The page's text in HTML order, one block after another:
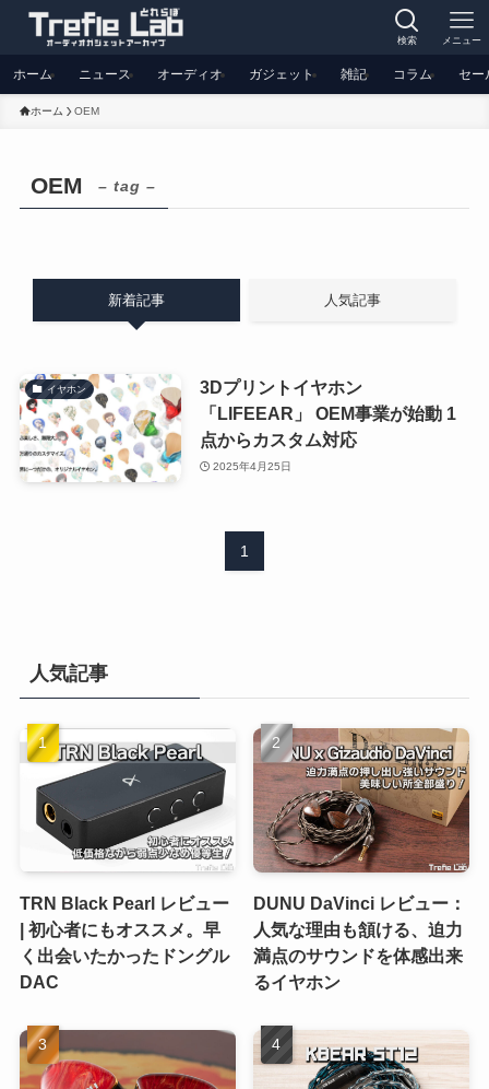
検索 メニュー
ホーム ニュース オーディオ ガジェット 雑記 コラム セー
ホーム OEM
OEM – tag –
新着記事 人気記事
イヤホン
3Dプリントイヤホン
「LIFEEAR」 OEM事業が始動 1
点からカスタム対応
2025年4月25日
1
人気記事
TRN Black Pearl レビュー
| 初心者にもオススメ。早
く出会いたかったドングル
DAC
DUNU DaVinci レビュー：
人気な理由も頷ける、迫力
満点のサウンドを体感出来
るイヤホン